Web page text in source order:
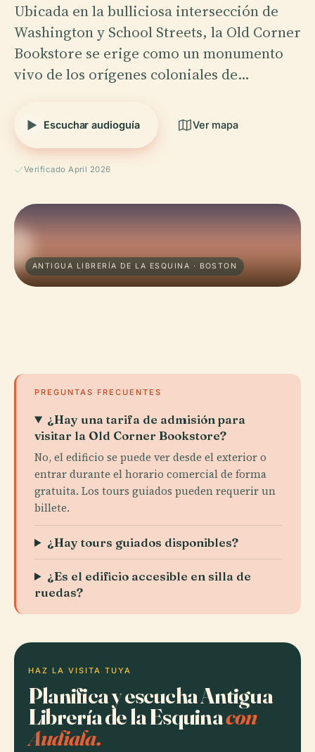
Ubicada en la bulliciosa intersección de
Washington y School Streets, la Old Corner
Bookstore se erige como un monumento
vivo de los orígenes coloniales de…
Escuchar audioguía Ver mapa
Verificado April 2026
ANTIGUA LIBRERÍA DE LA ESQUINA · BOSTON
PREGUNTAS FRECUENTES
¿Hay una tarifa de admisión para
visitar la Old Corner Bookstore?
No, el edificio se puede ver desde el exterior o
entrar durante el horario comercial de forma
gratuita. Los tours guiados pueden requerir un
billete.
¿Hay tours guiados disponibles?
¿Es el edificio accesible en silla de
ruedas?
HAZ LA VISITA TUYA
Planifica y escucha Antigua
Librería de la Esquinacon
Audiala.